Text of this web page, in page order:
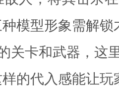
模型形象需解锁
关卡和武器，这
的代入感能让玩